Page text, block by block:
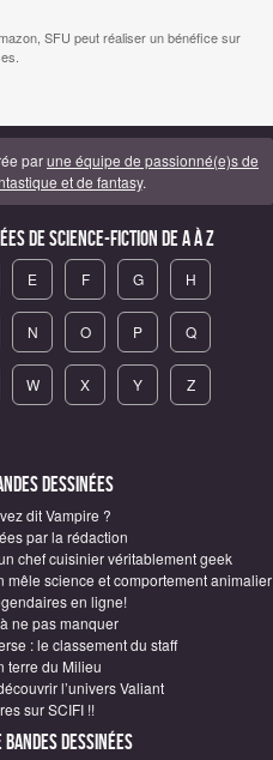
SFU peut réaliser un bénéfice sur
parune équipe de passionné(e)s de
et de fantasy.
de science-fiction de A à Z
E F G H
N O P Q
W X Y Z
Dessinées
dit Vampire ?
par la rédaction
chef cuisinier véritablement geek
science et comportement animalier
en ligne!
ne pas manquer
: le classement du staff
terre du Milieu
l’univers Valiant
sur SCIFI !!
Dessinées